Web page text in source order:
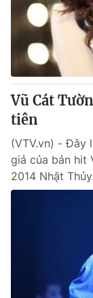
Vũ Cát
tiên
(VTV.vn) - Đây
giả của bản hit
2014 Nhật Thủy.